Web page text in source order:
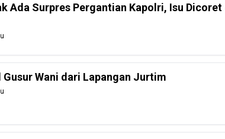
Ada Surpres Pergantian Kapolri, Isu Dicoret
Gusur Wani dari Lapangan Jurtim